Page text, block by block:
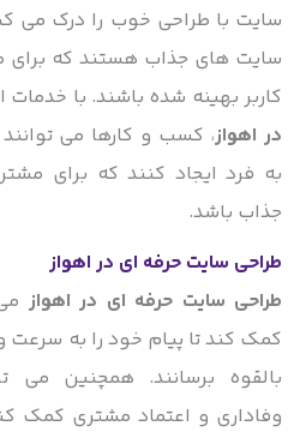
سایت با طراحی خوب را درک می
سایت های جذاب هستند که برای
کاربر بهینه شده باشند. با خدمات
در اهواز، کسب و کارها می توانند
به فرد ایجاد کنند که برای
جذاب باشد.
طراحی سایت حرفه ای در اهواز
طراحی سایت حرفه ای در اهوازمی
کمک کند تا پیام خود را به سرعت
بالقوه برسانند. همچنین می
وفاداری و اعتماد مشتری کمک